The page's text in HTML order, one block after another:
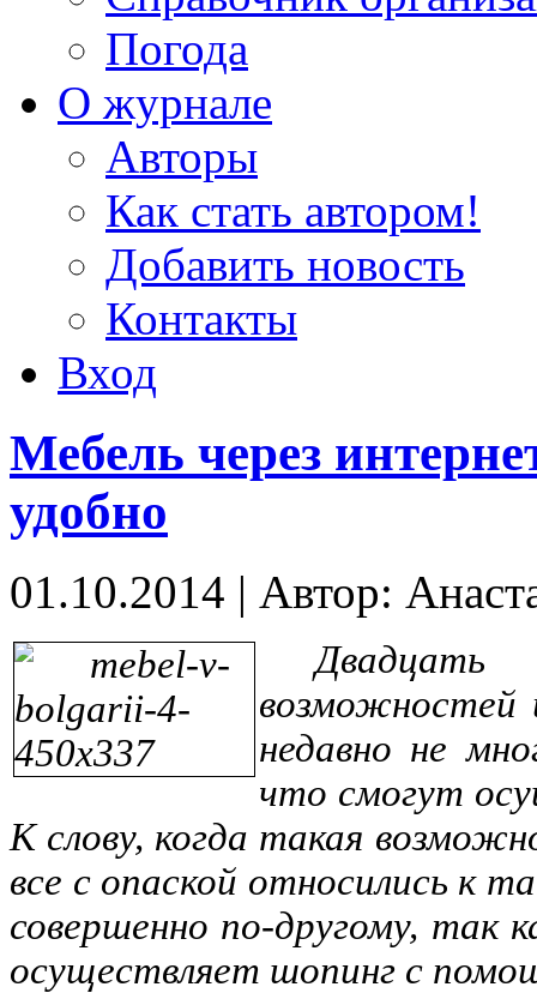
Погода
О журнале
Авторы
Как стать автором!
Добавить новость
Контакты
Вход
Мебель через
удобно
01.10.2014 | Автор:
возможностей
недавно не
что смогут
К слову, когда такая
все с опаской относились к
совершенно по-другому, так
осуществляет шопинг с